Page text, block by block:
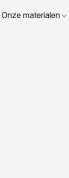
Onze materialen